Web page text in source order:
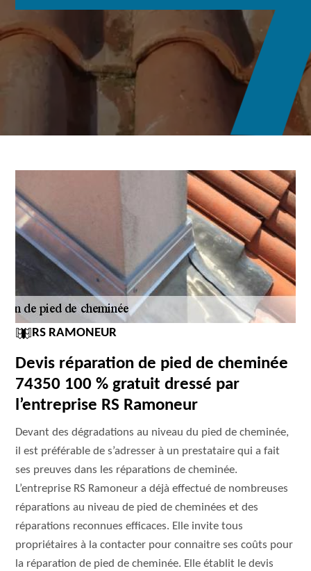
RS RAMONEUR
Devis réparation de pied de cheminée
74350 100 % gratuit dressé par
l’entreprise RS Ramoneur
Devant des dégradations au niveau du pied de cheminée,
il est préférable de s’adresser à un prestataire qui a fait
ses preuves dans les réparations de cheminée.
L’entreprise RS Ramoneur a déjà effectué de nombreuses
réparations au niveau de pied de cheminées et des
réparations reconnues efficaces. Elle invite tous
propriétaires à la contacter pour connaitre ses coûts pour
la réparation de pied de cheminée. Elle établit le devis